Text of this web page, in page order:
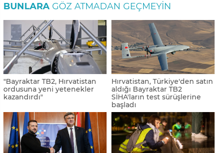
BUNLARA GÖZ ATMADAN GEÇMEYIN
"Bayraktar TB2, Hırvatistan
ordusuna yeni yetenekler
kazandırdı"
Hırvatistan, Türkiye'den satın
aldığı Bayraktar TB2
SİHA'ların test sürüşlerine
başladı